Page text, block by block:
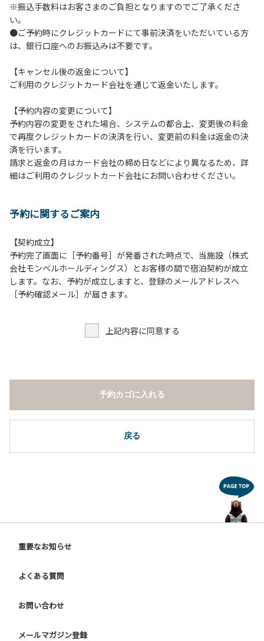
１１．当ベースキャンプ内（駐車場を含む）での事故や盗難
などにつきましては、一切の責任を負いかねます。
１２．車中で宿泊される場合は、必ずエンジンを停止してく
ださい。
１４．21時～翌朝６時の間キャンプ場内での車輌の移動はご
遠慮ください。
【当ベースキャンプでの禁止事項】
１．花火（手持ちや打ち上げなど全て）。
２．地面への直火による焚き火、BBQ、キャンプファイヤ
ー。
３．ボールなどを使った野球、キャッチボール・サッカーな
周辺の広場で行ってください。
となりますので、絶対に行わないでください。
４．大きな音で音楽や楽器などを鳴らす行為 但し貸切イベン
トは除く。
５．発電機の使用 但し貸切イベントは除く。
６．申込みされたサイト以外のサイトの利用や共用部（シャ
デイキャンプ 但し盲導犬、介助犬は除く。
１０．その他 周りに迷惑となるような行為（夜間の大声での
談笑等）や他人に嫌悪感を与えるような行為。
【ウォールテンテッド利用に際しての注意事項ならびに禁止
４．ご訪問客とウォールテンテッド内での面会はご遠慮願い
５．薪ストーブを使用される際は、ご利用手引きをご確認い
ただき、適切にご利用ください。
ご利用ください。
【ドギーキャンプサイトご利用に際してのご案内ならびに注
ご利用にあたり、愛犬の予防接種証明書を確認しています。
※振込手数料はお客さまのご負担となりますのでご了承くださ
い。
●ご予約時にクレジットカードにて事前決済をいただいている方
は、銀行口座へのお振込みは不要です。
【キャンセル後の返金について】
ご利用のクレジットカード会社を通じて返金いたします。
【予約内容の変更について】
予約内容の変更をされた場合、システムの都合上、変更後の料金
で再度クレジットカードの決済を行い、変更前の料金は返金の決
済を行います。
請求と返金の月はカード会社の締め日などにより異なるため、詳
細はご利用のクレジットカード会社にお問い合わせください。
予約に関するご案内
【契約成立】
予約完了画面に［予約番号］が発番された時点で、当施設（株式
会社モンベルホールディングス）とお客様の間で宿泊契約が成立
します。なお、予約が成立しますと、登録のメールアドレスへ
［予約確認メール］が届きます。
上記内容に同意する
戻る
予約カゴに入れる
重要なお知らせ
よくある質問
お問い合わせ
メールマガジン登録